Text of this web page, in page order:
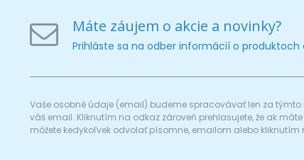
Máte záujem o akcie a novinky?
Prihláste sa na odber informácií o produktoch
Vaše osobné údaje (email) budeme spracovávať len za
váš email. Kliknutím na odkaz zároveň prehlasujete, že ak
môžete kedykoľvek odvolať písomne, emailom alebo